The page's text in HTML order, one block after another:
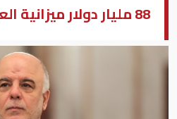
88 مليار دولار ميزانية العراق لعام 2018